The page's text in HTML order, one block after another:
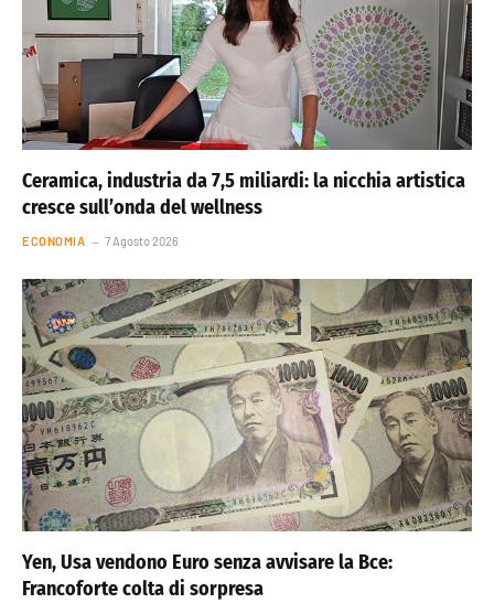
Ceramica, industria da 7,5 miliardi: la nicchia artistica
cresce sull’onda del wellness
ECONOMIA 7 Agosto 2026
Yen, Usa vendono Euro senza avvisare la Bce:
Francoforte colta di sorpresa